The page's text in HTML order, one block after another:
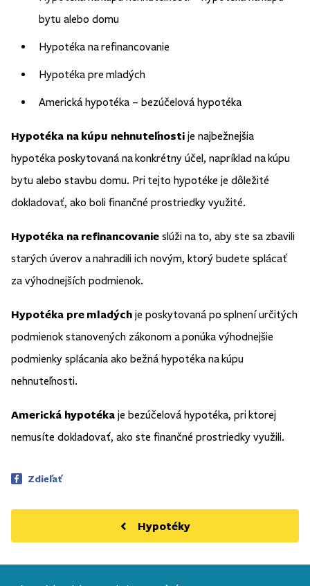
bytu alebo domu
Hypotéka na refinancovanie
Hypotéka pre mladých
Americká hypotéka – bezúčelová hypotéka
Hypotéka na kúpu nehnuteľnosti je najbežnejšia
hypotéka poskytovaná na konkrétny účel, napríklad na kúpu
bytu alebo stavbu domu. Pri tejto hypotéke je dôležité
dokladovať, ako boli finančné prostriedky využité.
Hypotéka na refinancovanie slúži na to, aby ste sa zbavili
starých úverov a nahradili ich novým, ktorý budete splácať
za výhodnejších podmienok.
Hypotéka pre mladých je poskytovaná po splnení určitých
podmienok stanovených zákonom a ponúka výhodnejšie
podmienky splácania ako bežná hypotéka na kúpu
nehnuteľnosti.
Americká hypotéka je bezúčelová hypotéka, pri ktorej
nemusíte dokladovať, ako ste finančné prostriedky využili.
Zdieľať
Hypotéky